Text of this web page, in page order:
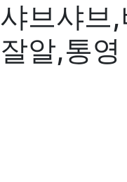
샤브샤브
잘알,통영